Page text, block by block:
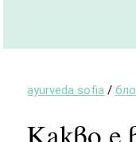
ayurveda sofia /